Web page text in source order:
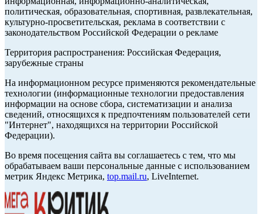
политическая, образовательная, спортивная, развлекательная,
культурно-просветительская, реклама в соответствии с
законодательством Российской Федерации о рекламе
Территория распространения: Российская Федерация,
зарубежные страны
На информационном ресурсе применяются рекомендательные
технологии (информационные технологии предоставления
информации на основе сбора, систематизации и анализа
сведений, относящихся к предпочтениям пользователей сети
"Интернет", находящихся на территории Российской
Федерации).
Во время посещения сайта вы соглашаетесь с тем, что мы
обрабатываем ваши персональные данные с использованием
метрик Яндекс Метрика, top.mail.ru, LiveInternet.